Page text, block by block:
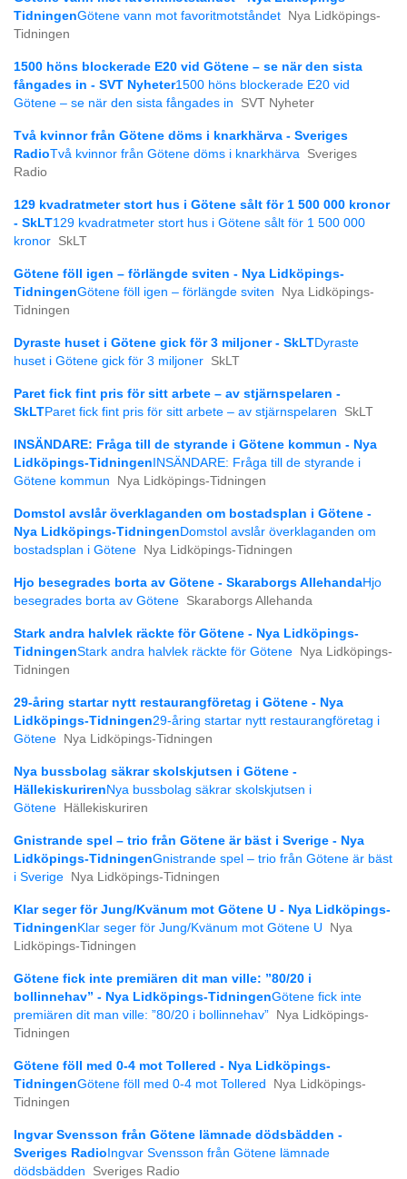
TidningenGötene vann mot favoritmotståndet
Nya Lidköpings-
Tidningen
1500 höns blockerade E20 vid Götene – se när den sista
fångades in - SVT Nyheter1500 höns blockerade E20 vid
Götene – se när den sista fångades in
SVT Nyheter
Två kvinnor från Götene döms i knarkhärva - Sveriges
RadioTvå kvinnor från Götene döms i knarkhärva Sveriges
Radio
129 kvadratmeter stort hus i Götene sålt för 1 500 000 kronor
- SkLT129 kvadratmeter stort hus i Götene sålt för 1 500 000
kronor SkLT
Götene föll igen – förlängde sviten - Nya Lidköpings-
TidningenGötene föll igen – förlängde sviten
Nya Lidköpings-
Tidningen
Dyraste huset i Götene gick för 3 miljoner - SkLTDyraste
huset i Götene gick för 3 miljoner SkLT
Paret fick fint pris för sitt arbete – av stjärnspelaren -
SkLTParet fick fint pris för sitt arbete – av stjärnspelaren SkLT
INSÄNDARE: Fråga till de styrande i Götene kommun - Nya
Lidköpings-Tidningen INSÄNDARE: Fråga till de styrande i
Götene kommun
Nya Lidköpings-Tidningen
Domstol avslår överklaganden om bostadsplan i Götene -
Nya Lidköpings-Tidningen Domstol avslår överklaganden om
bostadsplan i Götene
Nya Lidköpings-Tidningen
Hjo besegrades borta av Götene - Skaraborgs AllehandaHjo
besegrades borta av Götene Skaraborgs Allehanda
Stark andra halvlek räckte för Götene - Nya Lidköpings-
TidningenStark andra halvlek räckte för Götene
Nya Lidköpings-
Tidningen
29-åring startar nytt restaurangföretag i Götene - Nya
Lidköpings-Tidningen29-åring startar nytt restaurangföretag i
Götene
Nya Lidköpings-Tidningen
Nya bussbolag säkrar skolskjutsen i Götene -
Hällekiskuriren Nya bussbolag säkrar skolskjutsen i
Götene
Hällekiskuriren
Gnistrande spel – trio från Götene är bäst i Sverige - Nya
Lidköpings-TidningenGnistrande spel – trio från Götene är bäst
i Sverige
Nya Lidköpings-Tidningen
Klar seger för Jung/Kvänum mot Götene U - Nya Lidköpings-
Tidningen Klar seger för Jung/Kvänum mot Götene U
Nya
Lidköpings-Tidningen
Götene fick inte premiären dit man ville: ”80/20 i
bollinnehav” - Nya Lidköpings-TidningenGötene fick inte
premiären dit man ville: ”80/20 i bollinnehav”
Nya Lidköpings-
Tidningen
Götene föll med 0-4 mot Tollered - Nya Lidköpings-
TidningenGötene föll med 0-4 mot Tollered
Nya Lidköpings-
Tidningen
Ingvar Svensson från Götene lämnade dödsbädden -
Sveriges Radio Ingvar Svensson från Götene lämnade
dödsbädden
Sveriges Radio